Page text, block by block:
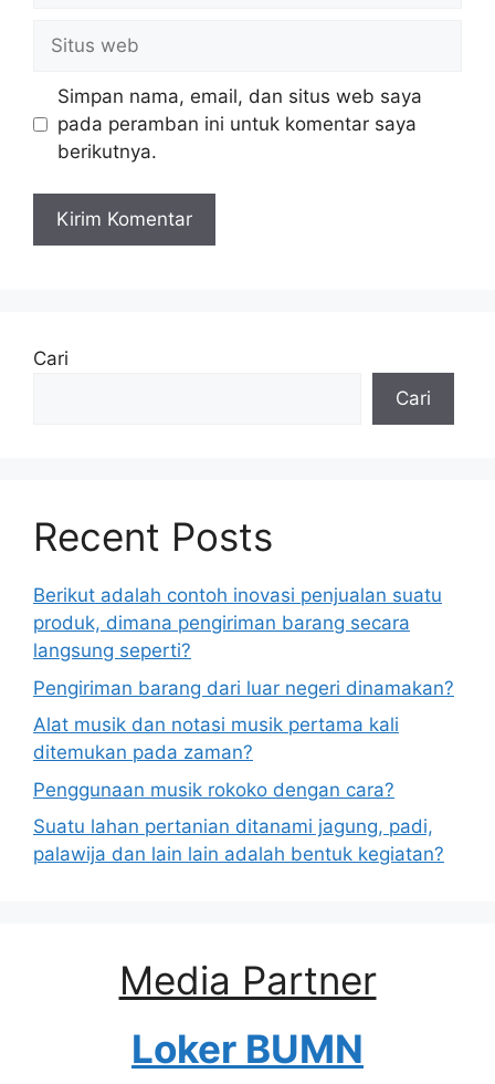
web
Simpan nama, email, dan situs web saya
pada peramban ini untuk komentar saya
berikutnya.
Cari
Cari
Recent Posts
Berikut adalah contoh inovasi penjualan suatu
produk, dimana pengiriman barang secara
langsung seperti?
Pengiriman barang dari luar negeri dinamakan?
Alat musik dan notasi musik pertama kali
ditemukan pada zaman?
Penggunaan musik rokoko dengan cara?
Suatu lahan pertanian ditanami jagung, padi,
palawija dan lain lain adalah bentuk kegiatan?
Media Partner
Loker BUMN